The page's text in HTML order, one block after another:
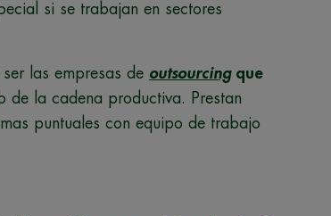
si se trabajan en sectores
las empresas de outsourcingque
de la cadena productiva. Prestan
puntuales con equipo de trabajo